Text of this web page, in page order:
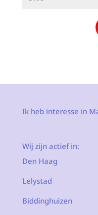
Ik heb interesse in
Wij zijn actief in:
Den Haag
Lelystad
Biddinghuizen